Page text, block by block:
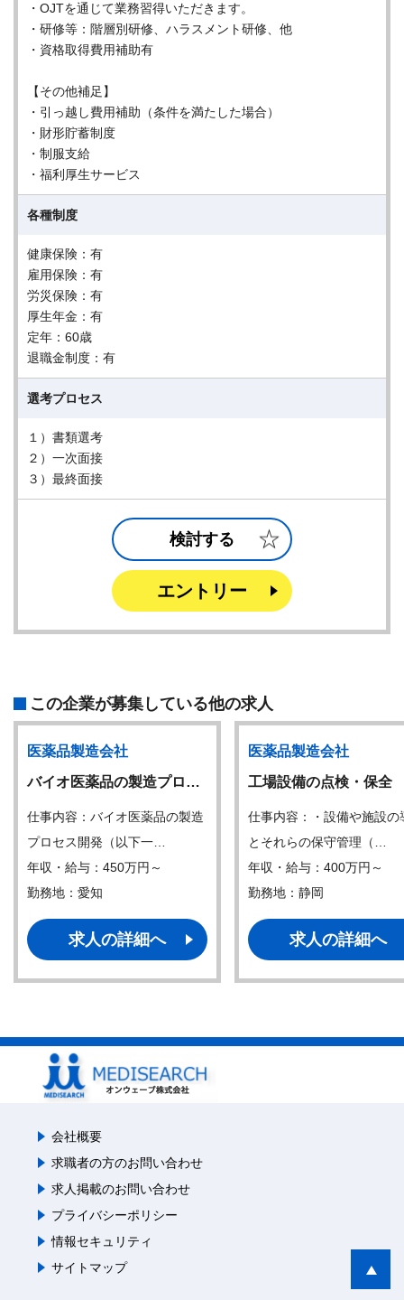
・OJTを通じて業務習得いただきます。
・研修等：階層別研修、ハラスメント研修、他
・資格取得費用補助有
【その他補足】
・引っ越し費用補助（条件を満たした場合）
・財形貯蓄制度
・制服支給
・福利厚生サービス
各種制度
健康保険：有
雇用保険：有
労災保険：有
厚生年金：有
定年：60歳
退職金制度：有
選考プロセス
１）書類選考
２）一次面接
３）最終面接
検討する
エントリー
この企業が募集している他の求人
医薬品製造会社
バイオ医薬品の製造プロ…
仕事内容：バイオ医薬品の製造
プロセス開発（以下一…
年収・給与：450万円～
勤務地：愛知
求人の詳細へ
医薬品製造会社
工場設備の点検・保全
仕事内容：・設備や施設の
とそれらの保守管理（…
年収・給与：400万円～
勤務地：静岡
求人の詳細へ
会社概要
求職者の方のお問い合わせ
求人掲載のお問い合わせ
プライバシーポリシー
情報セキュリティ
サイトマップ